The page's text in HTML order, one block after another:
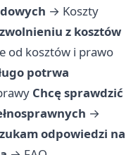
→ Koszty
z kosztów
od kosztów i prawo
potrwa
Chcę sprawdzić
→
odpowiedzi na